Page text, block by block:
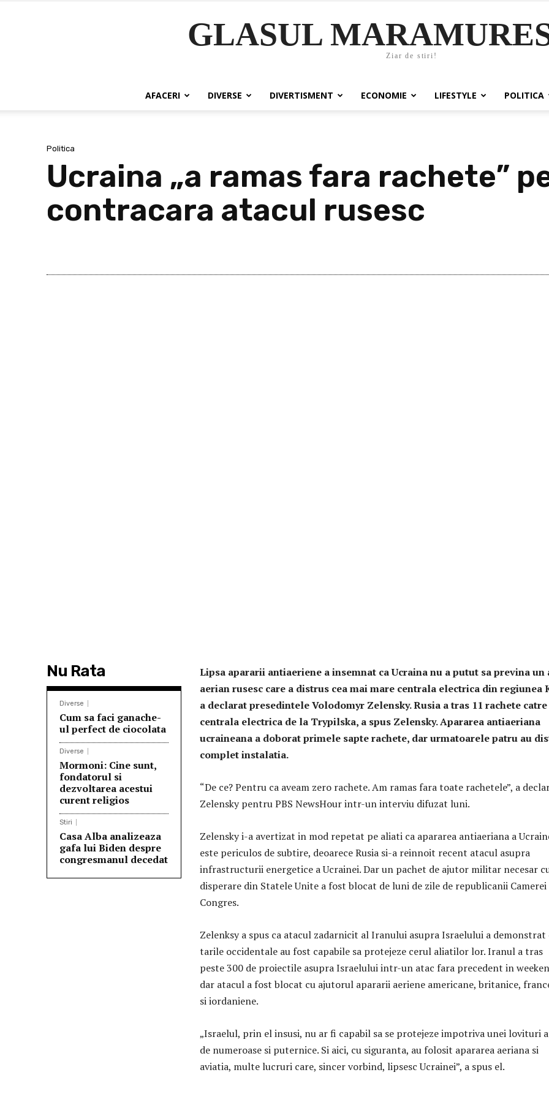
GLASUL
Ziar de stiri!
AFACERI DIVERSE DIVERTISMENT ECONOMIE LIFESTYLE POLITICA
Politica
Ucraina „a ramas fara rachete”
contracara atacul rusesc
Nu Rata
Diverse
Cum sa faci ganache-
ul perfect de ciocolata
Diverse
Mormoni: Cine sunt,
fondatorul si
dezvoltarea acestui
curent religios
Stiri
Casa Alba analizeaza
gafa lui Biden despre
congresmanul decedat
Lipsa apararii antiaeriene a insemnat ca Ucraina nu a putut sa previna un
aerian rusesc care a distrus cea mai mare centrala electrica din regiunea
a declarat presedintele Volodomyr Zelensky. Rusia a tras 11 rachete catre
centrala electrica de la Trypilska, a spus Zelensky. Apararea antiaeriana
ucraineana a doborat primele sapte rachete, dar urmatoarele patru au
complet instalatia.
“De ce? Pentru ca aveam zero rachete. Am ramas fara toate rachetele”, a
Zelensky pentru PBS NewsHour intr-un interviu difuzat luni.
Zelensky i-a avertizat in mod repetat pe aliati ca apararea antiaeriana a
este periculos de subtire, deoarece Rusia si-a reinnoit recent atacul asupra
infrastructurii energetice a Ucrainei. Dar un pachet de ajutor militar necesar
disperare din Statele Unite a fost blocat de luni de zile de republicanii
Congres.
Zelenksy a spus ca atacul zadarnicit al Iranului asupra Israelului a demonstrat
tarile occidentale au fost capabile sa protejeze cerul aliatilor lor. Iranul a tras
peste 300 de proiectile asupra Israelului intr-un atac fara precedent in
dar atacul a fost blocat cu ajutorul apararii aeriene americane, britanice,
si iordaniene.
„Israelul, prin el insusi, nu ar fi capabil sa se protejeze impotriva unei lovituri
de numeroase si puternice. Si aici, cu siguranta, au folosit apararea aeriana si
aviatia, multe lucruri care, sincer vorbind, lipsesc Ucrainei”, a spus el.